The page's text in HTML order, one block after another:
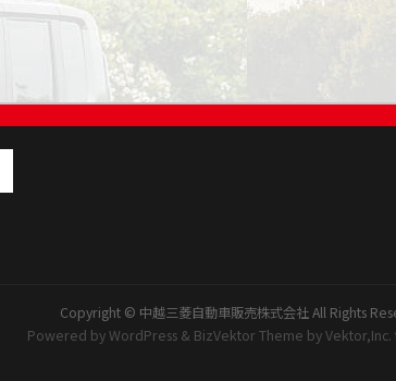
Copyright © 中越三菱自動車販売株式会社All Rights
Powered byWordPress& BizVektor Theme byVektor,Inc.